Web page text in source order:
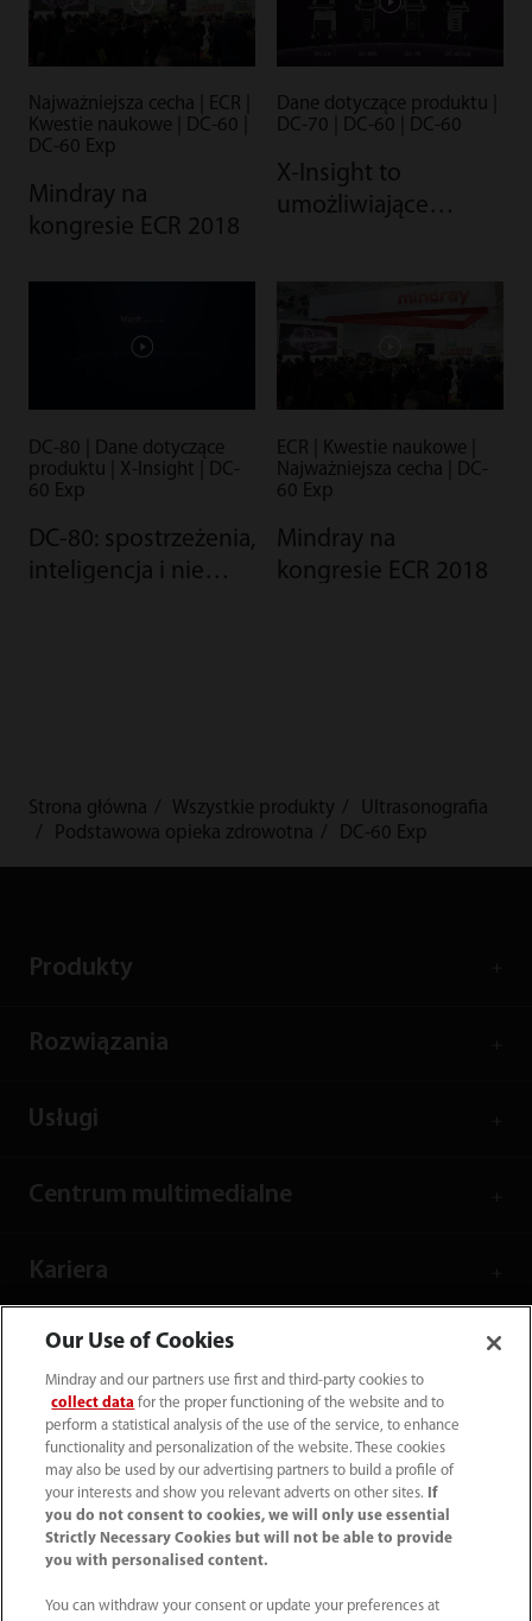
Najważniejsza cecha | ECR |
Kwestie naukowe | DC-60 |
DC-60 Exp
Mindray na
kongresie ECR 2018
Dane dotyczące produktu |
DC-70 | DC-60 | DC-60
X-Insight to
umożliwiające
DC-80 | Dane dotyczące
produktu | X-Insight | DC-
60 Exp
DC-80: spostrzeżenia,
inteligencja i nie
ECR | Kwestie naukowe |
Najważniejsza cecha | DC-
60 Exp
Mindray na
kongresie ECR 2018
Strona główna Wszystkie produkty
Ultrasonografia
Podstawowa opieka zdrowotna
DC-60 Exp
Produkty
Rozwiązania
Usługi
Centrum multimedialne
Kariera
O nas
Dane kontaktowe
Our Use of Cookies
Mindray and our partners use first and third-party cookies to
collect data for the proper functioning of the website and to
perform a statistical analysis of the use of the service, to enhance
functionality and personalization of the website. These cookies
may also be used by our advertising partners to build a profile of
your interests and show you relevant adverts on other sites.
If
you do not consent to cookies, we will only use essential
Strictly Necessary Cookies but will not be able to provide
you with personalised content.
You can withdraw your consent or update your preferences at